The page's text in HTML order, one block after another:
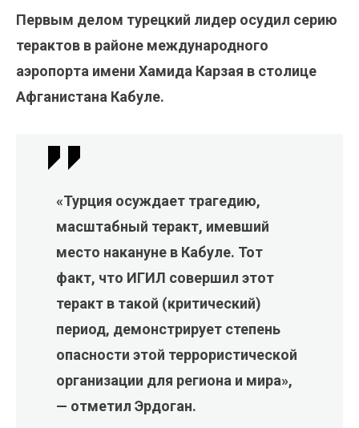
Первым делом турецкий лидер осудил серию
терактов в районе международного
аэропорта имени Хамида Карзая в столице
Афганистана Кабуле.
«Турция осуждает трагедию,
масштабный теракт, имевший
место накануне в Кабуле. Тот
факт, что ИГИЛ совершил этот
теракт в такой (критический)
период, демонстрирует степень
опасности этой террористической
организации для региона и мира»,
— отметил Эрдоган.